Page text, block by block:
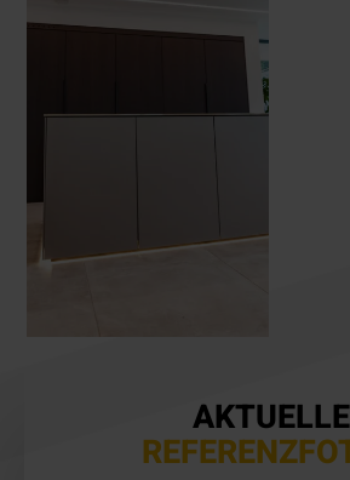
AKTUELLE